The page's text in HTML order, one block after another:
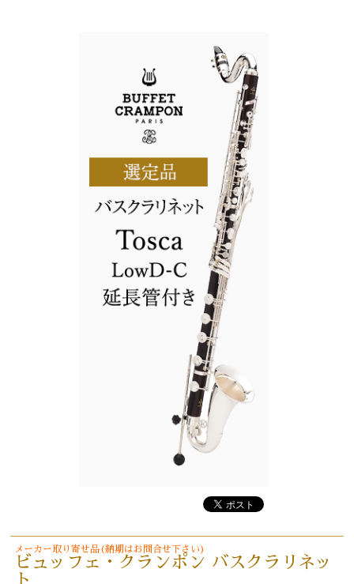
メーカー取り寄せ品(納期はお問合せ下さい)
ビュッフェ・クランポン バスクラリネッ
ト